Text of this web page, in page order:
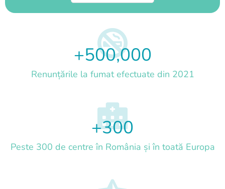
Renunțările la fumat efectuate din 2021
+500,000
Peste 300 de centre în România și în toată Europa
+300